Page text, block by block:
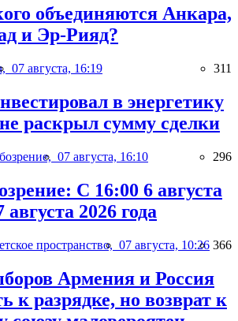
объединяются Анкара,
и Эр-Рияд?
07 августа, 16:19 311
в энергетику
раскрыл сумму сделки
07 августа, 16:10 296
С 16:00 6 августа
августа 2026 года
пространство, 07 августа, 10:26 366
Армения и Россия
к разрядке, но возврат к